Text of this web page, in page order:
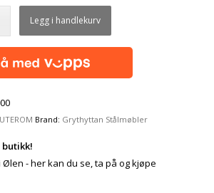
Legg i handlekurv
UTEROM Brand: Grythyttan Stålmøbler
- her kan du se, ta på og kjøpe